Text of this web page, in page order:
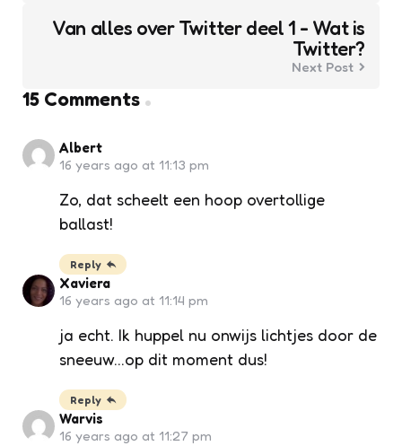
Van alles over Twitter deel 1 - Wat is
Twitter?
Next Post
15 Comments
Albert
16 years ago at 11:13 pm
Zo, dat scheelt een hoop overtollige
ballast!
Reply
Xaviera
16 years ago at 11:14 pm
ja echt. Ik huppel nu onwijs lichtjes door de
sneeuw…op dit moment dus!
Reply
Warvis
16 years ago at 11:27 pm